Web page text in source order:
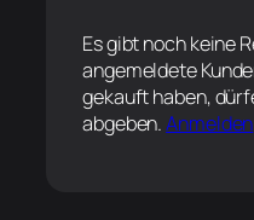
Es gibt noch keine
angemeldete
gekauft haben,
abgeben.Anmelden